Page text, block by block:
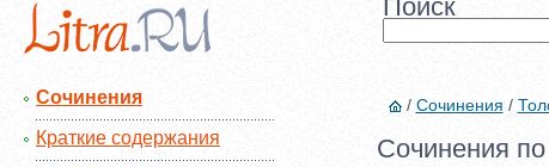
Поиск
Сочинения
Краткие содержания
/ Сочинения /
Сочинения